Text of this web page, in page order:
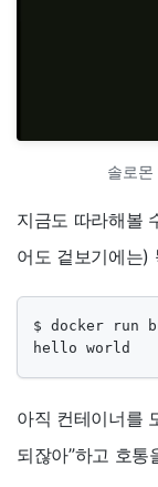
솔로
지금도 따라해볼
어도 겉보기에는)
$ docker run
hello world
아직 컨테이너를
되잖아”하고 호